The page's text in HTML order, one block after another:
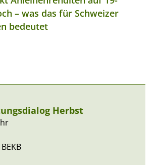
– was das für Schweizer
bedeutet
Herbst
BEKB